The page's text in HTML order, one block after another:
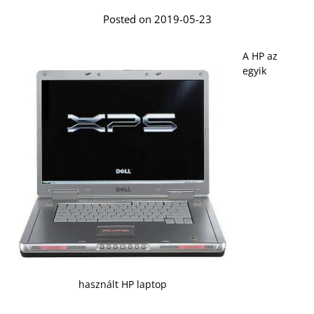
Posted on 2019-05-23
használt HP laptop
A HP az
egyik